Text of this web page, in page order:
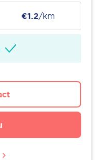
€1.2/km